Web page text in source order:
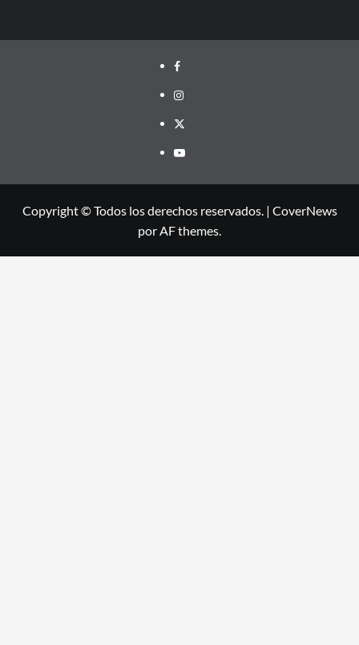
Facebook
Instagram
Twitter
Youtube
Copyright © Todos los derechos reservados. | CoverNews
por AF themes.